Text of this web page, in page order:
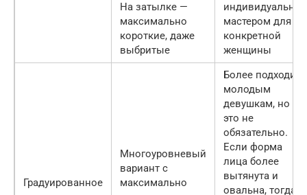
На затылке —
максимально
короткие, даже
выбритые
индивидуально
мастером для
конкретной
женщины
Градуированное
Многоуровневый
вариант с
максимально
Более подходит
молодым
девушкам, но
это не
обязательно.
Если форма
лица более
вытянута и
овальна, тогда